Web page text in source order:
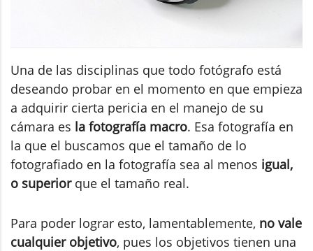
Una de las disciplinas que todo fotógrafo está
deseando probar en el momento en que empieza
a adquirir cierta pericia en el manejo de su
cámara es la fotografía macro. Esa fotografía en
la que el buscamos que el tamaño de lo
fotografiado en la fotografía sea al menos igual,
o superiorque el tamaño real.
Para poder lograr esto, lamentablemente, no vale
cualquier objetivo, pues los objetivos tienen una